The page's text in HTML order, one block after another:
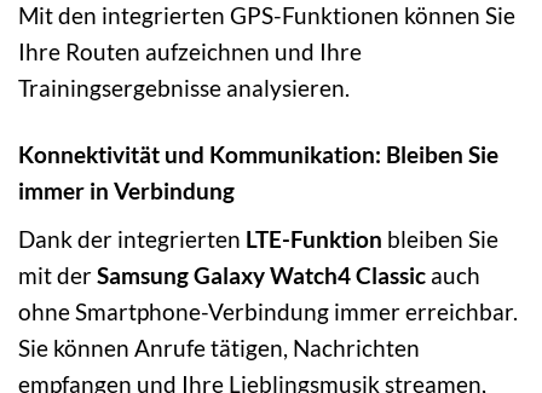
Mit den integrierten GPS-Funktionen können Sie
Ihre Routen aufzeichnen und Ihre
Trainingsergebnisse analysieren.
Konnektivität und Kommunikation: Bleiben Sie
immer in Verbindung
Dank der integrierten LTE-Funktion bleiben Sie
mit derSamsung Galaxy Watch4 Classic auch
ohne Smartphone-Verbindung immer erreichbar.
Sie können Anrufe tätigen, Nachrichten
empfangen und Ihre Lieblingsmusik streamen,